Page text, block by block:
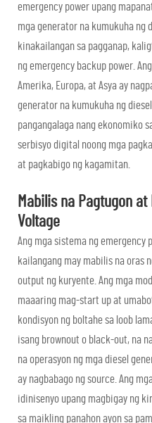
emergency power upang
mga generator na kumukuha ng
kinakailangan sa pagganap,
ng emergency backup power.
Amerika, Europa, at Asya ay
generator na kumukuha ng
pangangalaga nang ekonomiko
serbisyo digital noong mga
at pagkabigo ng kagamitan.
Mabilis na Pagtugon
Voltage
Ang mga sistema ng emergency
kailangang may mabilis na oras
output ng kuryente. Ang mga
maaaring mag-start up at
kondisyon ng boltahe sa loob
isang brownout o black-out, na
na operasyon ng mga diesel
ay nagbabago ng source. Ang
idinisenyo upang magbigay ng
sa maikling panahon ayon sa